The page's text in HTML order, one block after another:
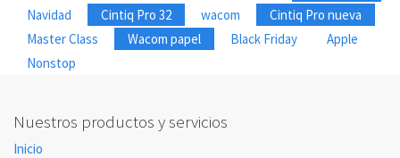
Navidad
Cintiq Pro 32 wacom
Cintiq Pro nueva
Master Class
Wacom papel Black Friday
Apple
Nonstop
Nuestros productos y servicios
Inicio